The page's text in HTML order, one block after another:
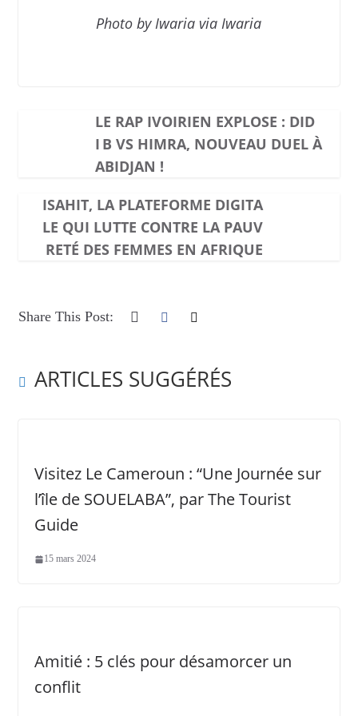
Photo by Iwaria via Iwaria
LE RAP IVOIRIEN EXPLOSE : DID
I B VS HIMRA, NOUVEAU DUEL À
ABIDJAN !
ISAHIT, LA PLATEFORME DIGITA
LE QUI LUTTE CONTRE LA PAUV
RETÉ DES FEMMES EN AFRIQUE
Share This Post:
ARTICLES SUGGÉRÉS
Visitez Le Cameroun : “Une Journée sur
l’île de SOUELABA”, par The Tourist
Guide
15 mars 2024
Amitié : 5 clés pour désamorcer un
conflit